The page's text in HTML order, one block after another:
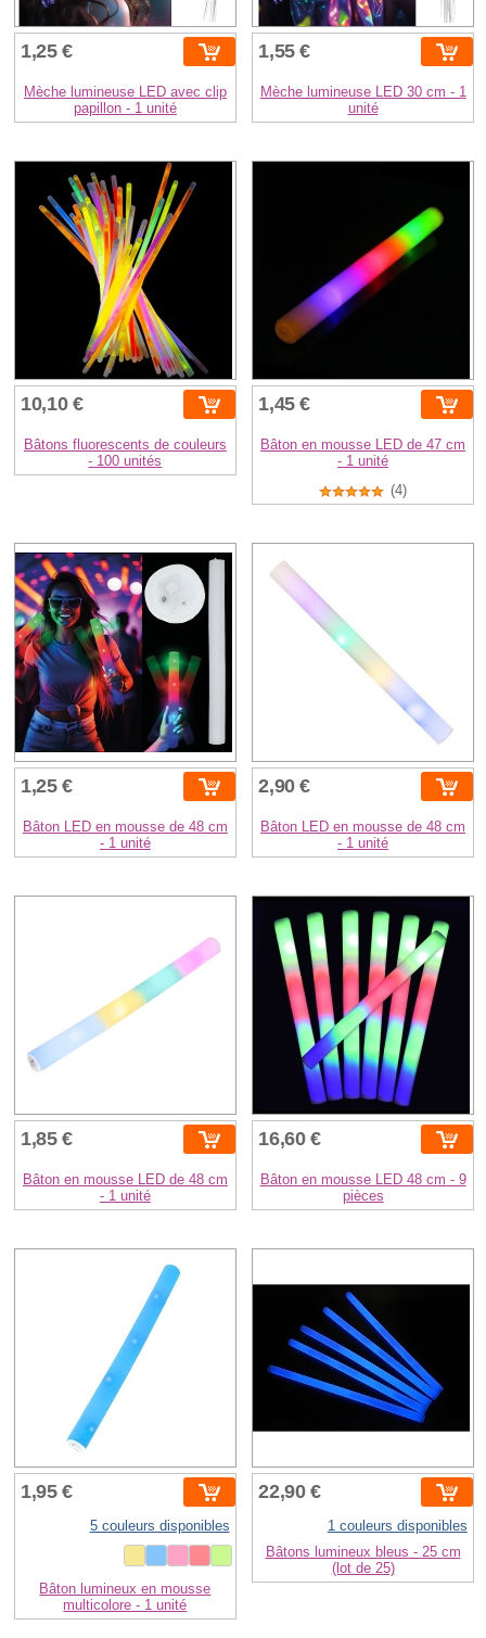
1,25 €
Mèche lumineuse LED avec clip
papillon - 1 unité
1,55 €
Mèche lumineuse LED 30 cm - 1
unité
10,10 €
Bâtons fluorescents de couleurs
- 100 unités
1,45 €
Bâton en mousse LED de 47 cm
- 1 unité
(4)
1,25 €
Bâton LED en mousse de 48 cm
- 1 unité
2,90 €
Bâton LED en mousse de 48 cm
- 1 unité
1,85 €
Bâton en mousse LED de 48 cm
- 1 unité
16,60 €
Bâton en mousse LED 48 cm - 9
pièces
1,95 €
5 couleurs disponibles
Bâton lumineux en mousse
multicolore - 1 unité
22,90 €
1 couleurs disponibles
Bâtons lumineux bleus - 25 cm
(lot de 25)